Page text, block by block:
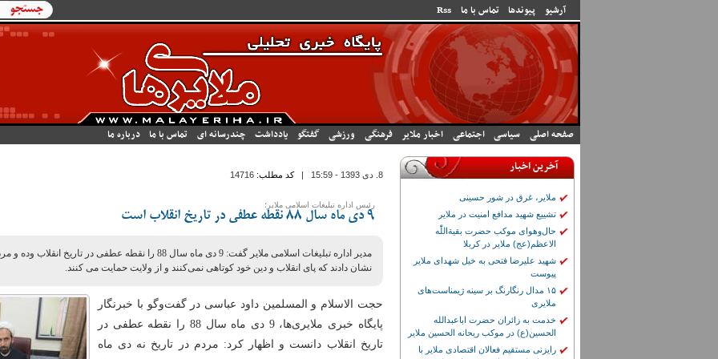
آرشیو پیوندها تماس با ما Rss فرم
جستجو
صفحه اصلی سیاسی اجتماعی اخبار ملایر فرهنگی ورزشی گفتگو یادداشت چندرسانه ای تماس با ما درباره ما
8. دى 1393 - 15:59 |کد مطلب:14716
رئیس اداره تبلیغات اسلامی ملایر؛
9 دی ماه سال 88 نقطه عطفی در تاریخ انقلاب است
مدیر اداره تبلیغات اسلامی ملایر گفت: 9 دی ماه سال 88 را نقطه عطفی در
نشان دادند که پای انقلاب و دین خود کوتاهی نمی‌کنند و از ولایت حمایت می کنند.
حجت الاسلام و المسلمین داود عباسی در گفت‌وگو با خبرنگار
پایگاه خبری ملایری‌ها، 9 دی ماه سال 88 را نقطه عطفی در
تاریخ انقلاب دانست و اظهار کرد: مردم در تاریخ نه دی ماه
آخرین اخبار
ملایر، غرق در شور حسینی
تشییع شهید مدافع امنیت در ملایر
حال‌وهوای موکب حضرت بقیة‌اللّٰه
الاعظم(عج) ملایر در کربلا
شهید علیرضا فتحی به خیل شهدای ملایر
پیوست
۱۵ مدال رنگارنگ بر سینه ژیمناست‌های
ملایری
خدمت به زائران حضرت اباعبدالله
الحسین(ع) در موکب ریحانه الحسین ملایر
رایزنی مستقیم فعالان اقتصادی ملایر با